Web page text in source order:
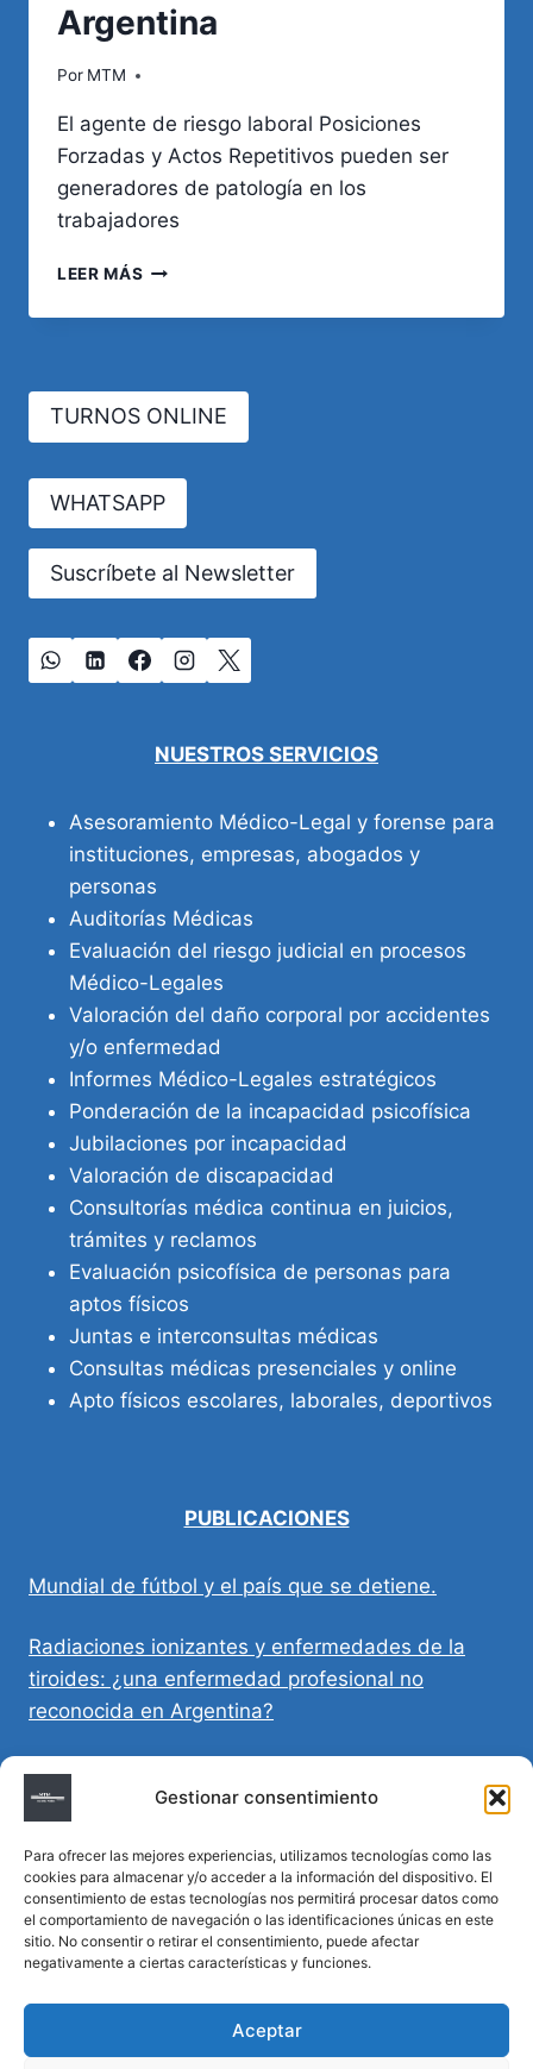
Gestionar consentimiento
Para ofrecer las mejores experiencias, utilizamos tecnologías como las
cookies para almacenar y/o acceder a la información del dispositivo. El
consentimiento de estas tecnologías nos permitirá procesar datos como
el comportamiento de navegación o las identificaciones únicas en este
sitio. No consentir o retirar el consentimiento, puede afectar
negativamente a ciertas características y funciones.
Aceptar
Argentina
Por MTM
El agente de riesgo laboral Posiciones
Forzadas y Actos Repetitivos pueden ser
generadores de patología en los
trabajadores
LEER MÁS POSICIONES
Y
COMO
AGENTES
DE
RECONOCIDOS
NORMATIVA
PROFESIONALES
EN
TURNOS ONLINE
WHATSAPP
Suscríbete al Newsletter
NUESTROS SERVICIOS
Asesoramiento Médico-Legal y forense para
instituciones, empresas, abogados y
personas
Auditorías Médicas
Evaluación del riesgo judicial en procesos
Médico-Legales
Valoración del daño corporal por accidentes
y/o enfermedad
Informes Médico-Legales estratégicos
Ponderación de la incapacidad psicofísica
Jubilaciones por incapacidad
Valoración de discapacidad
Consultorías médica continua en juicios,
trámites y reclamos
Evaluación psicofísica de personas para
aptos físicos
Juntas e interconsultas médicas
Consultas médicas presenciales y online
Apto físicos escolares, laborales, deportivos
PUBLICACIONES
Mundial de fútbol y el país que se detiene.
Radiaciones ionizantes y enfermedades de la
tiroides: ¿una enfermedad profesional no
reconocida en Argentina?
Directivas Médicas Anticipadas en Córdoba:
requisitos, registro y validez legal
Sumar vida a los años: decálogo para un
envejecimiento saludable
Determinación de la hora de muerte en